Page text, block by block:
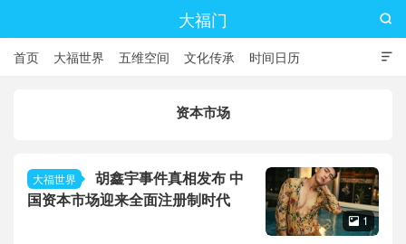
大福门

首页 大福世界 五维空间 文化传承 时间日历

资本市场
大福世界
胡鑫宇事件真相发布 中
国资本市场迎来全面注册制时代
 1